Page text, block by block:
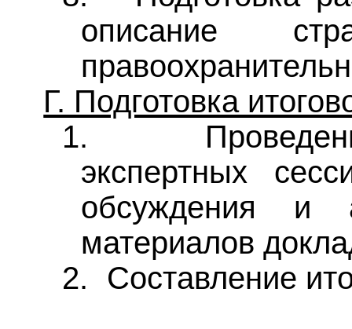
описание
Г. Подготовка
1.
экспертных
обсуждения и
материалов
2.
Составление